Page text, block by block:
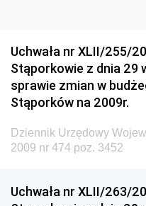
Dziennik Urzędowy
Materiałów
Dziennik Urzędowy
Dziennik Urzędowy
Środowiska
Dziennik Urzędowy
Dziennik Urzędowy
Uchwała nr XLII/255/
Stąporkowie z dnia 29
sprawie zmian w
Stąporków na 2009r.
Dziennik Urzędowy
2009 nr 474 poz. 3452
Uchwała nr XLII/263/